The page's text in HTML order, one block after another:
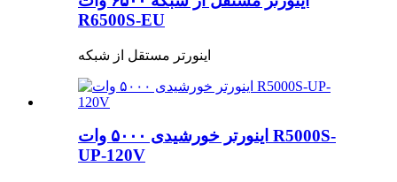
R6500S-EU
اینورتر مستقل از شبکه
اینورتر خورشیدی ۵۰۰۰ وات R5000S-
UP-120V